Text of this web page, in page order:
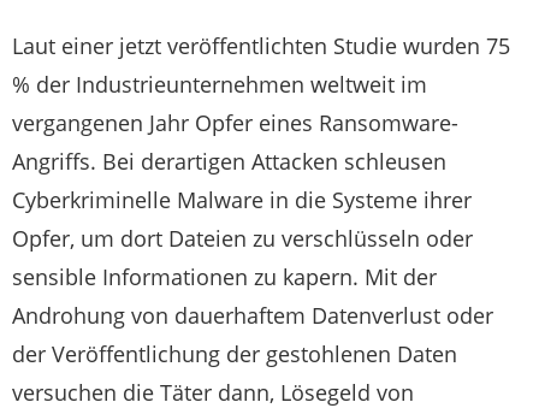
Laut einer jetzt veröffentlichten Studie wurden 75
% der Industrieunternehmen weltweit im
vergangenen Jahr Opfer eines Ransomware-
Angriffs. Bei derartigen Attacken schleusen
Cyberkriminelle Malware in die Systeme ihrer
Opfer, um dort Dateien zu verschlüsseln oder
sensible Informationen zu kapern. Mit der
Androhung von dauerhaftem Datenverlust oder
der Veröffentlichung der gestohlenen Daten
versuchen die Täter dann, Lösegeld von